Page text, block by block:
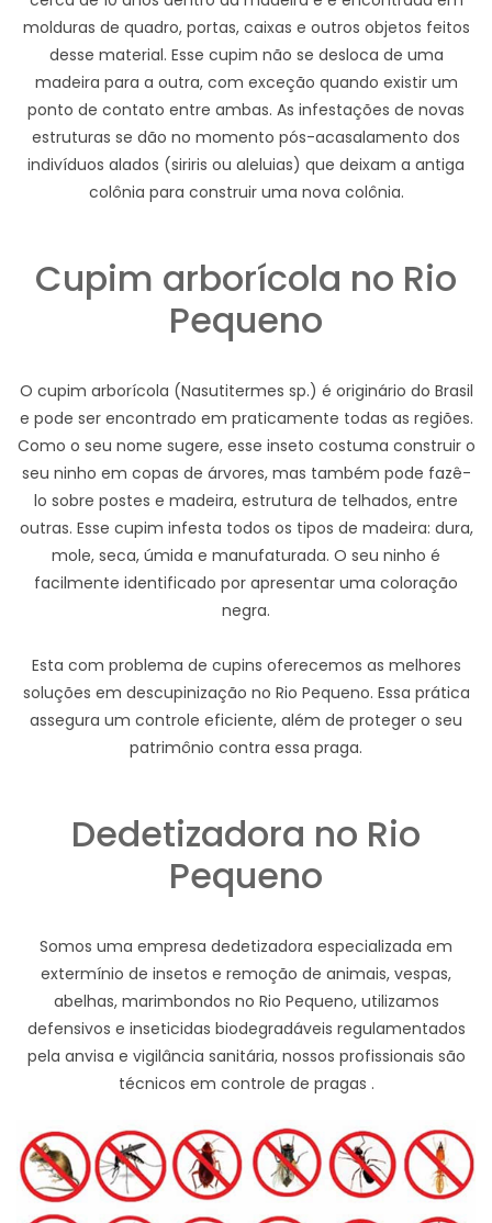
molduras de quadro, portas, caixas e outros objetos feitos
desse material. Esse cupim não se desloca de uma
madeira para a outra, com exceção quando existir um
ponto de contato entre ambas. As infestações de novas
estruturas se dão no momento pós-acasalamento dos
indivíduos alados (siriris ou aleluias) que deixam a antiga
colônia para construir uma nova colônia.
Cupim arborícola no Rio
Pequeno
O cupim arborícola (Nasutitermes sp.) é originário do Brasil
e pode ser encontrado em praticamente todas as regiões.
Como o seu nome sugere, esse inseto costuma construir o
seu ninho em copas de árvores, mas também pode fazê-
lo sobre postes e madeira, estrutura de telhados, entre
outras. Esse cupim infesta todos os tipos de madeira: dura,
mole, seca, úmida e manufaturada. O seu ninho é
facilmente identificado por apresentar uma coloração
negra.
Esta com problema de cupins oferecemos as melhores
soluções em descupinização no Rio Pequeno. Essa prática
assegura um controle eficiente, além de proteger o seu
patrimônio contra essa praga.
Dedetizadora no Rio
Pequeno
Somos uma empresa dedetizadora especializada em
extermínio de insetos e remoção de animais, vespas,
abelhas, marimbondos no Rio Pequeno, utilizamos
defensivos e inseticidas biodegradáveis regulamentados
pela anvisa e vigilância sanitária, nossos profissionais são
técnicos em controle de pragas .